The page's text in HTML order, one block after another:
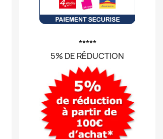
*****
5% DE RÉDUCTION